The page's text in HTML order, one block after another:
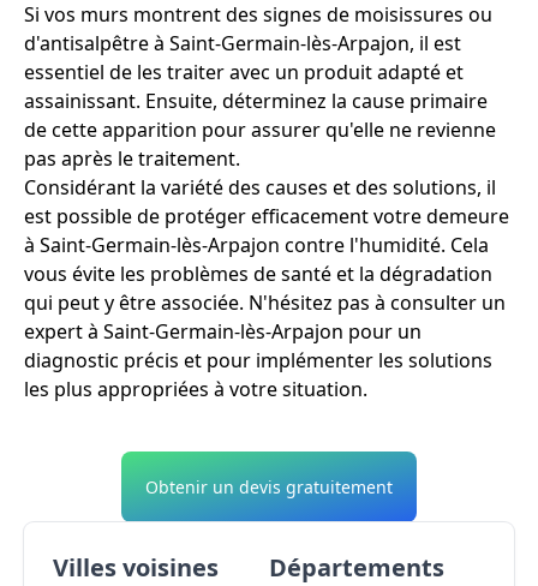
Si vos murs montrent des signes de moisissures ou
d'antisalpêtre à Saint-Germain-lès-Arpajon, il est
essentiel de les traiter avec un produit adapté et
assainissant. Ensuite, déterminez la cause primaire
de cette apparition pour assurer qu'elle ne revienne
pas après le traitement.
Considérant la variété des causes et des solutions, il
est possible de protéger efficacement votre demeure
à Saint-Germain-lès-Arpajon contre l'humidité. Cela
vous évite les problèmes de santé et la dégradation
qui peut y être associée. N'hésitez pas à consulter un
expert à Saint-Germain-lès-Arpajon pour un
diagnostic précis et pour implémenter les solutions
les plus appropriées à votre situation.
Obtenir un devis gratuitement
Villes voisines Départements